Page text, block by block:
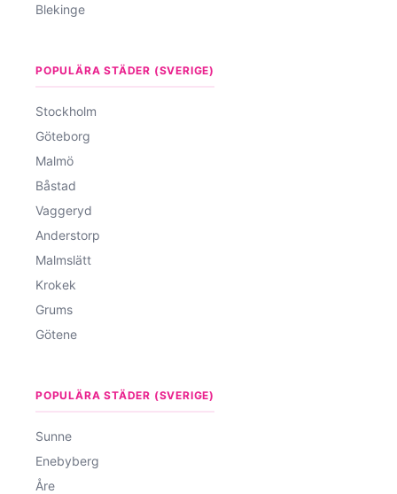
Blekinge
POPULÄRA STÄDER (SVERIGE)
Stockholm
Göteborg
Malmö
Båstad
Vaggeryd
Anderstorp
Malmslätt
Krokek
Grums
Götene
POPULÄRA STÄDER (SVERIGE)
Sunne
Enebyberg
Åre